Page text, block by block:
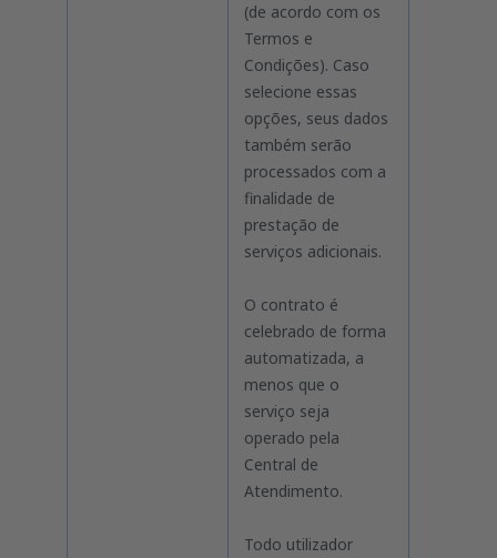
(de acordo com os
Termos e
Condições). Caso
selecione essas
opções, seus dados
também serão
processados com a
finalidade de
prestação de
serviços adicionais.
O contrato é
celebrado de forma
automatizada, a
menos que o
serviço seja
operado pela
Central de
Atendimento.
Todo utilizador